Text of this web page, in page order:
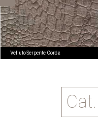
Velluto Serpente Corda